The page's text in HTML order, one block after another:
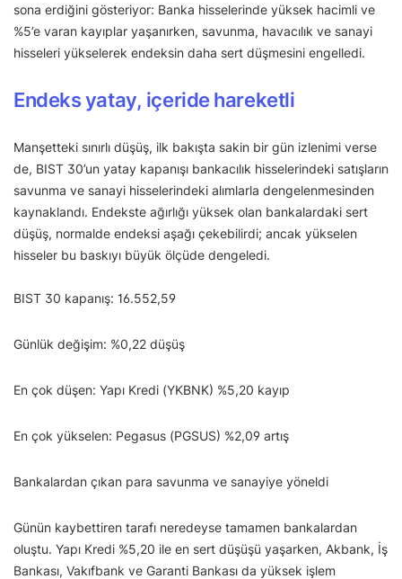
sona erdiğini gösteriyor: Banka hisselerinde yüksek hacimli ve
%5’e varan kayıplar yaşanırken, savunma, havacılık ve sanayi
hisseleri yükselerek endeksin daha sert düşmesini engelledi.
Endeks yatay, içeride hareketli
Manşetteki sınırlı düşüş, ilk bakışta sakin bir gün izlenimi verse
de, BIST 30’un yatay kapanışı bankacılık hisselerindeki satışların
savunma ve sanayi hisselerindeki alımlarla dengelenmesinden
kaynaklandı. Endekste ağırlığı yüksek olan bankalardaki sert
düşüş, normalde endeksi aşağı çekebilirdi; ancak yükselen
hisseler bu baskıyı büyük ölçüde dengeledi.
BIST 30 kapanış: 16.552,59
Günlük değişim: %0,22 düşüş
En çok düşen: Yapı Kredi (YKBNK) %5,20 kayıp
En çok yükselen: Pegasus (PGSUS) %2,09 artış
Bankalardan çıkan para savunma ve sanayiye yöneldi
Günün kaybettiren tarafı neredeyse tamamen bankalardan
oluştu. Yapı Kredi %5,20 ile en sert düşüşü yaşarken, Akbank, İş
Bankası, Vakıfbank ve Garanti Bankası da yüksek işlem